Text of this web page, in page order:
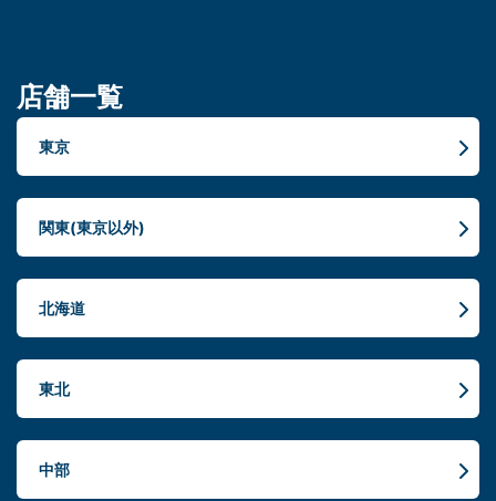
店舗一覧
東京
関東(東京以外)
北海道
東北
中部